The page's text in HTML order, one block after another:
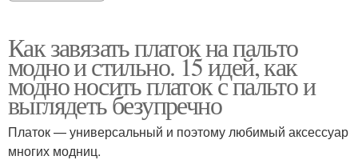
Как завязать платок на пальто
модно и стильно. 15 идей, как
модно носить платок с пальто и
выглядеть безупречно
Платок — универсальный и поэтому любимый аксессуар
многих модниц.